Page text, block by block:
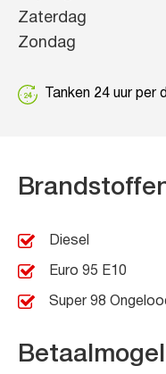
Zaterdag
Zondag
Tanken 24 uur per
Diesel
Euro 95 E10
Super 98